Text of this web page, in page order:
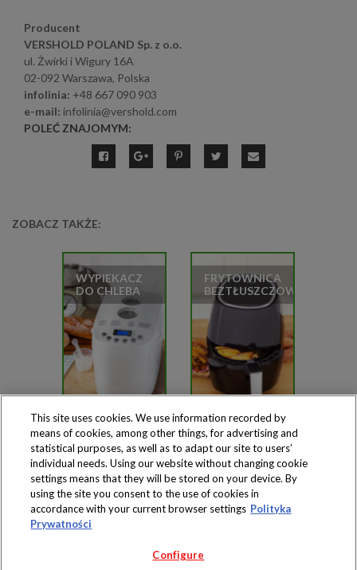
Producent
VERSHOLD POLAND Sp. z o.o.
ul. Żwirki i Wigury 16A
02-092 Warszawa, Polska
infolinia: +48 667 090 903
e-mail: infolinia@vershold.com
POLEĆ ZNAJOMYM:
ZOBACZ TAKŻE:
WYPIEKACZ
DO CHLEBA
FRYTOWNICA
BEZTŁUSZCZOWA
Produkty dostępne
wyłącznie w sklepach
This site uses cookies. We use information recorded by
means of cookies, among other things, for advertising and
statistical purposes, as well as to adapt our site to users’
individual needs. Using our website without changing cookie
settings means that they will be stored on your device. By
using the site you consent to the use of cookies in
accordance with your current browser settings Polityka
Prywatności
Configure